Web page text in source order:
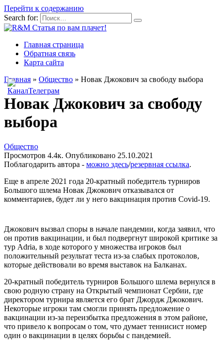
Перейти к содержанию
Search for:
Главная страница
Обратная связь
Карта сайта
Главная » Общество » Новак Джокович за свободу выбора
Новак Джокович за свободу
выбора
Общество
Просмотров 4.4к. Опубликовано 25.10.2021
Поблагодарить автора - можно здесь/резервная ссылка.
Еще в апреле 2021 года 20-кратный победитель турниров
Большого шлема Новак Джокович отказывался от
комментариев, будет ли у него вакцинация против Covid-19.
Джокович вызвал споры в начале пандемии, когда заявил, что
он против вакцинации, и был подвергнут широкой критике за
тур Adria, в ходе которого у множества игроков был
положительный результат теста из-за слабых протоколов,
которые действовали во время выставок на Балканах.
20-кратный победитель турниров Большого шлема вернулся в
свою родную страну на Открытый чемпионат Сербии, где
директором турнира является его брат Джордж Джокович.
Некоторые игроки там смогли принять предложение о
вакцинации из-за переизбытка предложения в этом районе,
что привело к вопросам о том, что думает теннисист номер
один о вакцинации в целях борьбы с пандемией.